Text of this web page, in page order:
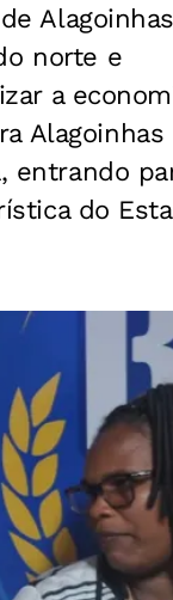
norte e
a
Alagoinhas
entrando
do